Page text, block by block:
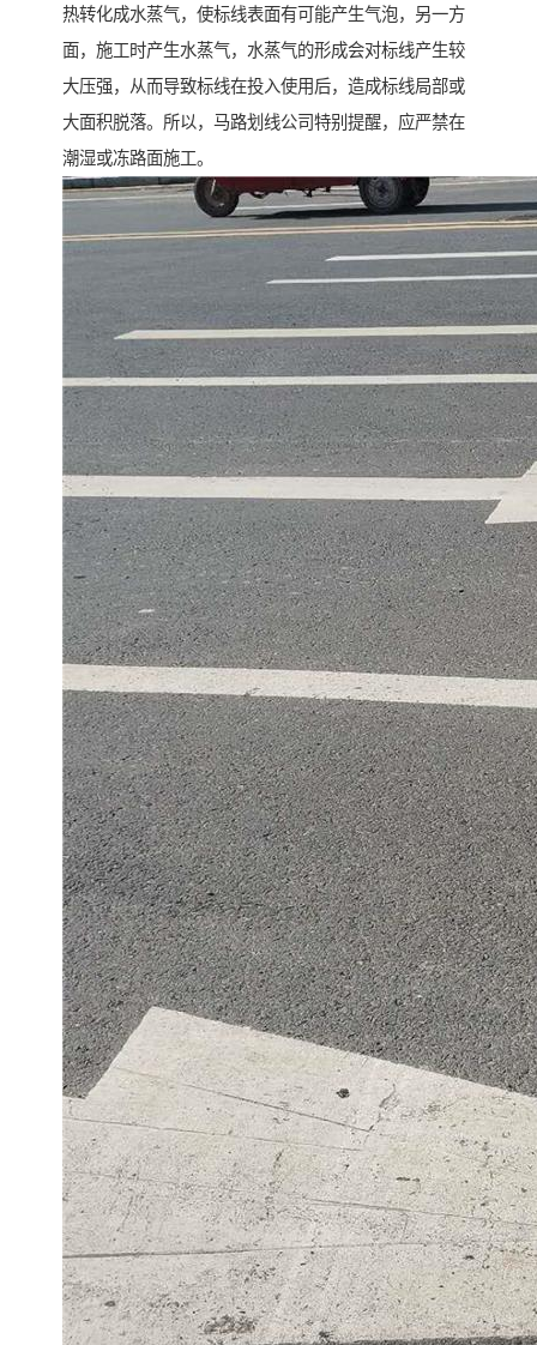
热转化成水蒸气，使标线表面有可能产生气泡，另一方
面，施工时产生水蒸气，水蒸气的形成会对标线产生较
大压强，从而导致标线在投入使用后，造成标线局部或
大面积脱落。所以，马路划线公司特别提醒，应严禁在
潮湿或冻路面施工。